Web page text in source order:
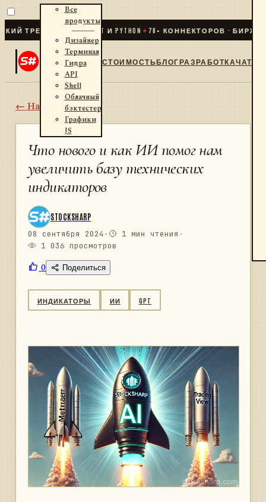
ДЛЯ .NET И PYTHON✦70 + КОННЕКТОРОВ · БИРЖИ ·
Все
продукты
Дизайнер
Терминал
Гидра
API
Shell
Облачный
бэктестер
Графики
JS
СТОИМОСТЬБЛОГРАЗРАБОТКАЧАТ
← Назад
Что нового и как ИИ помог нам
увеличить базу технических
индикаторов
STOCKSHARP
08 сентября 2024 · 1 мин чтения ·
1 036 просмотров
0 Поделиться
ИНДИКАТОРЫ ИИ GPT